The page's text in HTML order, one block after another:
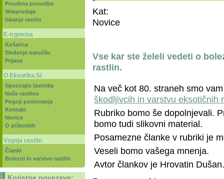
Kat:
Novice
Vse kar ste želeli vedeti o
rastlin.
Na več kot 80. straneh smo
škodljivcih in varstvu eksotičnih
Rubriko bomo še dopolnjevali.
bomo tudi slikovni material.
Posamezne članke v rubriki je
Veseli bomo vašega mnenja.
Avtor člankov je Hrovatin Dušan.
Posebna ponudba
Veleprodaja
Iskanje rastlin
E-trgovina
Košarica
Sledenje naročilu
Prijava
O Eksotika.SI
Spoznajte lastnika
Naše rastline
Pogoji poslovanja
Kontakt
Novice
O piškotkih
Vzgoja rastlin
Članki
Bolezni in varstvo rastlin